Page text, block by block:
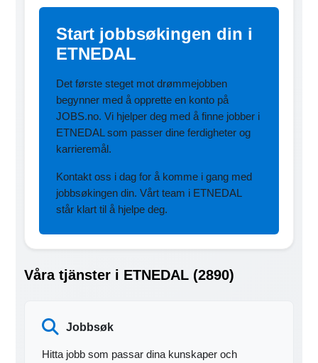
Start jobbsøkingen din i
ETNEDAL
Det første steget mot drømmejobben
begynner med å opprette en konto på
JOBS.no. Vi hjelper deg med å finne jobber i
ETNEDAL som passer dine ferdigheter og
karrieremål.
Kontakt oss i dag for å komme i gang med
jobbsøkingen din. Vårt team i ETNEDAL
står klart til å hjelpe deg.
Våra tjänster i ETNEDAL (2890)
Jobbsøk
Hitta jobb som passar dina kunskaper och